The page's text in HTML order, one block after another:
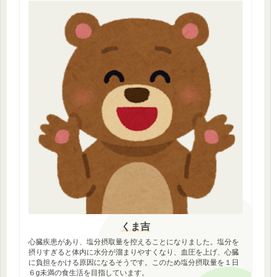
くま吉
心臓疾患があり、塩分摂取量を控えることになりました。塩分を
摂りすぎると体内に水分が溜まりやすくなり、血圧を上げ、心臓
に負担をかける原因になるそうです。このため塩分摂取量を１日
６g未満の食生活を目指しています。